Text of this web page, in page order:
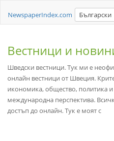
NewspaperIndex.com Български
Вестници и
Шведски вестници. Тук ми е
онлайн вестници от Швеция.
икономика, общество, политика и
международна перспектива.
достъп до онлайн. Тук е моят с